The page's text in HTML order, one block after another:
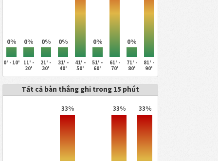
0% 0% 0% 0% 0% 0%
0' - 10'
11' -
20'
21' -
30'
31' -
40'
41' -
50'
51' -
60'
61' -
70'
71' -
80'
81' -
90'
Tất cả bàn thắng ghi trong 15 phút
33% 33% 33%